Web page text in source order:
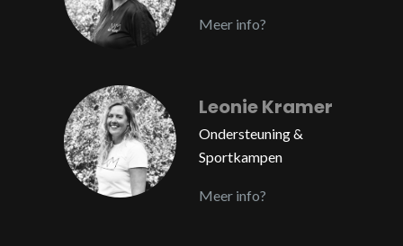
Meer info?
Leonie Kramer
Ondersteuning &
Sportkampen
Meer info?